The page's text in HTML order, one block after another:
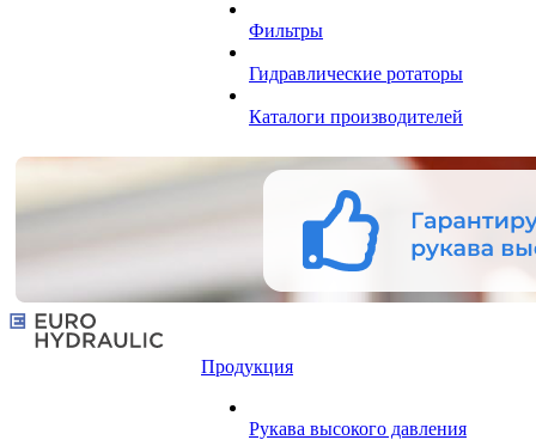
Фильтры
Гидравлические ротаторы
Каталоги производителей
Продукция
Рукава высокого давления